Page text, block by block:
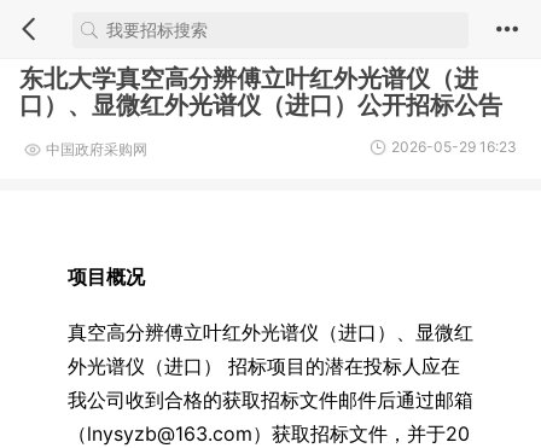
东北大学真空高分辨傅立叶红外光谱仪（进
口）、显微红外光谱仪（进口）公开招标公告
中国政府采购网 2026-05-29 16:23
项目概况
真空高分辨傅立叶红外光谱仪（进口）、显微红
外光谱仪（进口） 招标项目的潜在投标人应在
我公司收到合格的获取招标文件邮件后通过邮箱
（lnysyzb@163.com）获取招标文件，并于20